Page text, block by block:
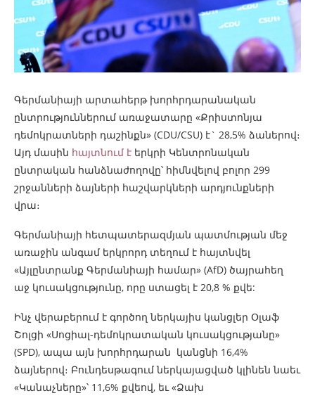
Գերմանիայի արտահերթ խորհրդարանական
ընտրություններում առաջատարը «Քրիստոնյա
դեմոկրատների դաշինքն» (CDU/CSU) է` 28,5% ձաներով։
Այդ մասին հայտնում է երկրի Կենտրոնական
ընտրական հանձնաժողովը՝ հիմնվելով բոլոր 299
շրջանների ձայների հաշվարկների արդյունքների
վրա։
Գերմանիայի հետպատերազմյան պատմության մեջ
առաջին անգամ երկրորդ տեղում է հայտնվել
«Այլընտրանք Գերմանիայի համար» (AfD) ծայրահեղ
աջ կուսակցությունը, որը ստացել է 20,8 % քվե:
Ինչ վերաբերում է գործող ներկայիս կանցլեր Օլաֆ
Շոլցի «Սոցիալ-դեմոկրատական ​​կուսակցությանը»
(SPD), ապա այն խորհրդարան կանցնի 16,4%
ձայներով։ Բունդեսթագում ներկայացված կլինեն նաեւ
«Կանաչները»՝ 11,6% քվեով, եւ «Ձախ